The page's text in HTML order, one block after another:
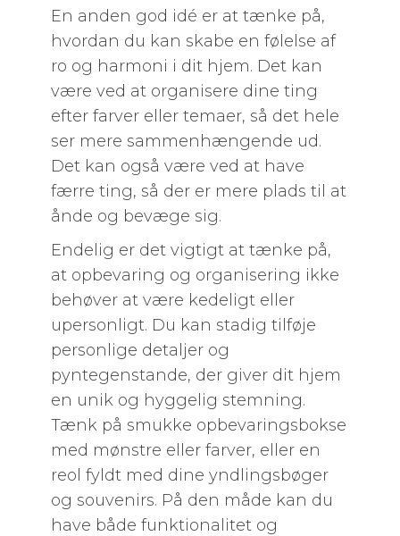
En anden god idé er at tænke på,
hvordan du kan skabe en følelse af
ro og harmoni i dit hjem. Det kan
være ved at organisere dine ting
efter farver eller temaer, så det hele
ser mere sammenhængende ud.
Det kan også være ved at have
færre ting, så der er mere plads til at
ånde og bevæge sig.
Endelig er det vigtigt at tænke på,
at opbevaring og organisering ikke
behøver at være kedeligt eller
upersonligt. Du kan stadig tilføje
personlige detaljer og
pyntegenstande, der giver dit hjem
en unik og hyggelig stemning.
Tænk på smukke opbevaringsbokse
med mønstre eller farver, eller en
reol fyldt med dine yndlingsbøger
og souvenirs. På den måde kan du
have både funktionalitet og